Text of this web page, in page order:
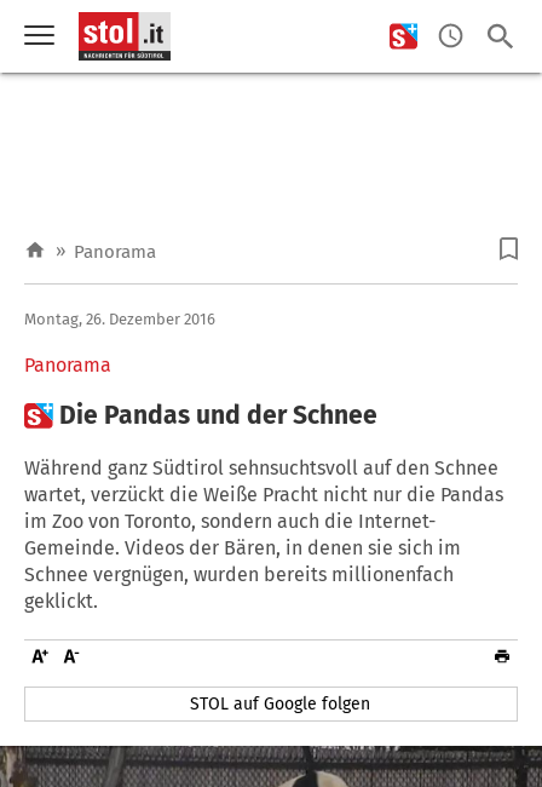
» Panorama
Panorama
Montag, 26. Dezember 2016
 Die Pandas und der Schnee
Während ganz Südtirol sehnsuchtsvoll auf den Schnee
wartet, verzückt die Weiße Pracht nicht nur die Pandas
im Zoo von Toronto, sondern auch die Internet-
Gemeinde. Videos der Bären, in denen sie sich im
Schnee vergnügen, wurden bereits millionenfach
geklickt.
STOL auf Google folgen